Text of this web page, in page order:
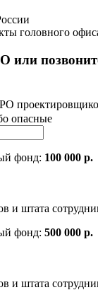
головного
или
опасные
фонд: 100 000 р.
и штата
фонд: 500 000 р.
и штата